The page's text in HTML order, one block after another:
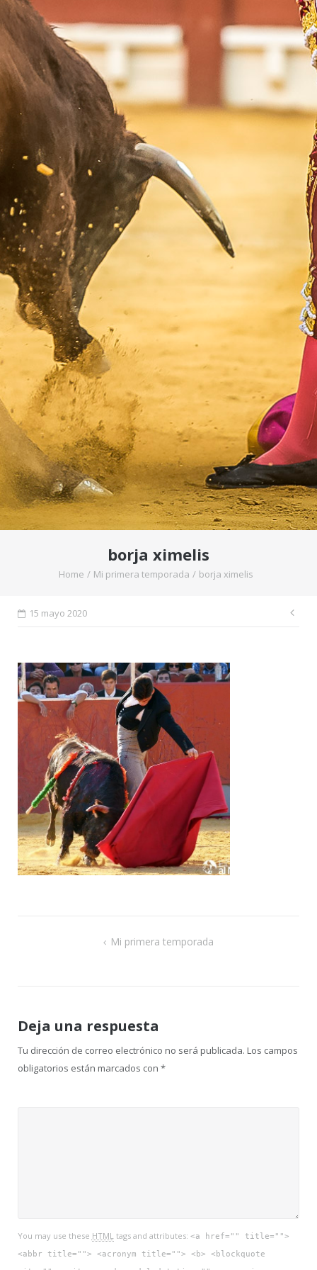
borja ximelis
Home / Mi primera temporada / borja ximelis
15 mayo 2020
Navegación Mi primera temporada
Deja una respuesta
Tu dirección de correo electrónico no será publicada. Los campos
obligatorios están marcados con *
You may use these HTMLtags and attributes: <a href="" title="">
<abbr title=""> <acronym title=""> <b> <blockquote